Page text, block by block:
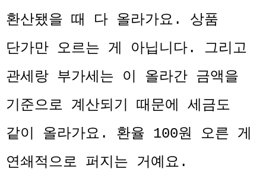
환산됐을 때 다 올라가요. 상품
단가만 오르는 게 아닙니다. 그리고
관세랑 부가세는 이 올라간 금액을
기준으로 계산되기 때문에 세금도
같이 올라가요. 환율 100원 오른 게
연쇄적으로 퍼지는 거예요.